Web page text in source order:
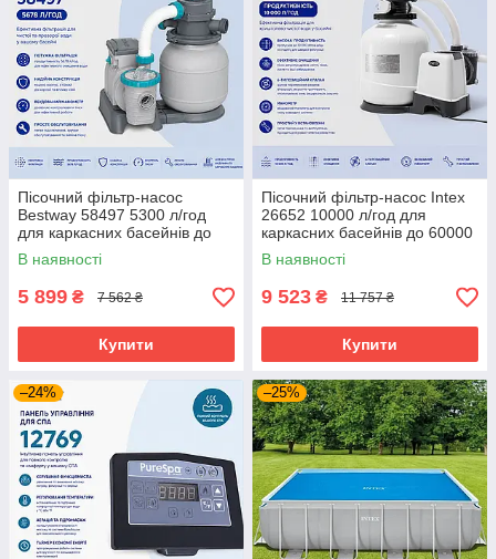
Пісочний фільтр-насос
Bestway 58497 5300 л/год
для каркасних басейнів до
42300 л
В наявності
5 899 ₴ 7 562 ₴
Купити
Пісочний фільтр-насос Intex
26652 10000 л/год для
каркасних басейнів до 60000
л
В наявності
9 523 ₴ 11 757 ₴
Купити
–24% –25%